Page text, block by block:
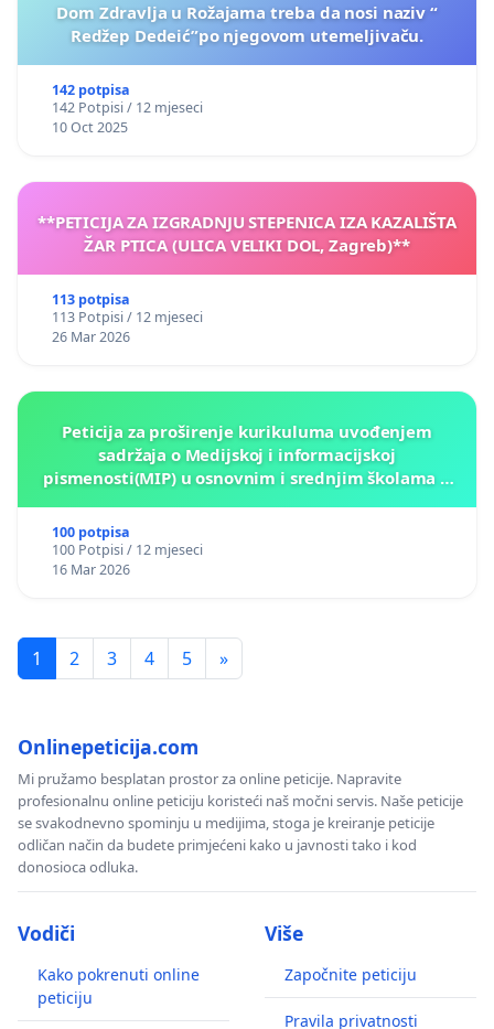
Dom Zdravlja u Rožajama treba da nosi naziv “
Redžep Dedeić”po njegovom utemeljivaču.
142 potpisa
142 Potpisi / 12 mjeseci
10 Oct 2025
**PETICIJA ZA IZGRADNJU STEPENICA IZA KAZALIŠTA
ŽAR PTICA (ULICA VELIKI DOL, Zagreb)**
113 potpisa
113 Potpisi / 12 mjeseci
26 Mar 2026
Peticija za proširenje kurikuluma uvođenjem
sadržaja o Medijskoj i informacijskoj
pismenosti(MIP) u osnovnim i srednjim školama u
100 potpisa
100 Potpisi / 12 mjeseci
16 Mar 2026
1 2 3 4 5 »
Onlinepeticija.com
Mi pružamo besplatan prostor za online peticije. Napravite
profesionalnu online peticiju koristeći naš močni servis. Naše peticije
se svakodnevno spominju u medijima, stoga je kreiranje peticije
odličan način da budete primjećeni kako u javnosti tako i kod
donosioca odluka.
Vodiči
Kako pokrenuti online
peticiju
Više
Započnite peticiju
Pravila privatnosti